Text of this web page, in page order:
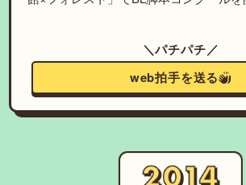
＼パチパチ／
web拍手を送る